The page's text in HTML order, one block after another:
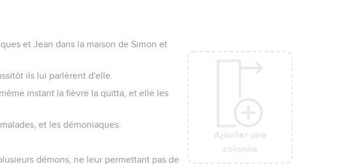
et Jean dans la maison de Simon et
ils lui parlèrent d'elle.
instant la fièvre la quitta, et elle les
et les démoniaques.
démons, ne leur permettant pas de
Ajouter une
colonne
Ajouter une
colonne
Ajouter une
colonne
Ajouter une
colonne
Ajouter une
colonne